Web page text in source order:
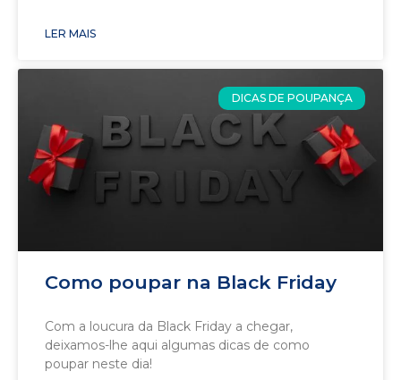
LER MAIS
DICAS DE POUPANÇA
Como poupar na Black Friday
Com a loucura da Black Friday a chegar,
deixamos-lhe aqui algumas dicas de como
poupar neste dia!